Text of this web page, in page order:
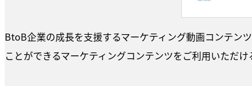
BtoB企業の成長を支援するマーケティング動画コンテン
ことができるマーケティングコンテンツをご利用いただけ